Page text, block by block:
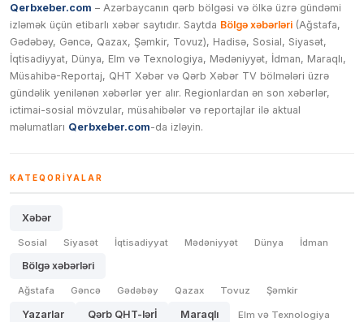
Qerbxeber.com – Azərbaycanın qərb bölgəsi və ölkə üzrə gündəmi
izləmək üçün etibarlı xəbər saytıdır. Saytda Bölgə xəbərləri (Ağstafa,
Gədəbəy, Gəncə, Qazax, Şəmkir, Tovuz), Hadisə, Sosial, Siyasət,
İqtisadiyyat, Dünya, Elm və Texnologiya, Mədəniyyət, İdman, Maraqlı,
Müsahibə-Reportaj, QHT Xəbər və Qərb Xəbər TV bölmələri üzrə
gündəlik yenilənən xəbərlər yer alır. Regionlardan ən son xəbərlər,
ictimai-sosial mövzular, müsahibələr və reportajlar ilə aktual
məlumatları Qerbxeber.com-da izləyin.
KATEQORIYALAR
Xəbər
Sosial Siyasət İqtisadiyyat Mədəniyyət Dünya İdman
Bölgə xəbərləri
Ağstafa Gəncə Gədəbəy Qazax Tovuz Şəmkir
Yazarlar Qərb QHT-lərİ Maraqlı Elm və Texnologiya